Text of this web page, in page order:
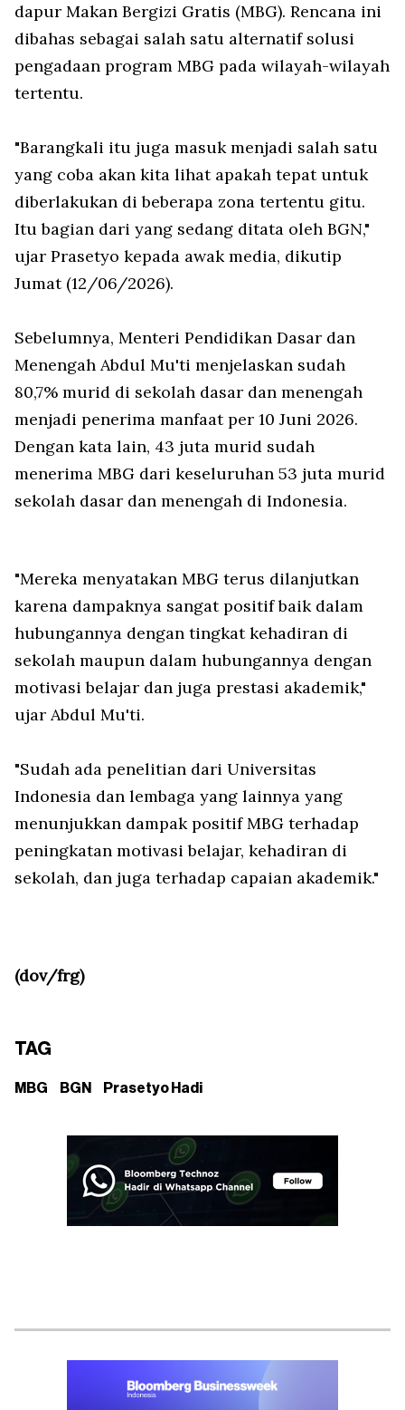
dapur Makan Bergizi Gratis (MBG). Rencana ini
dibahas sebagai salah satu alternatif solusi
pengadaan program MBG pada wilayah-wilayah
tertentu.
"Barangkali itu juga masuk menjadi salah satu
yang coba akan kita lihat apakah tepat untuk
diberlakukan di beberapa zona tertentu gitu.
Itu bagian dari yang sedang ditata oleh BGN,"
ujar Prasetyo kepada awak media, dikutip
Jumat (12/06/2026).
Sebelumnya, Menteri Pendidikan Dasar dan
Menengah Abdul Mu'ti menjelaskan sudah
80,7% murid di sekolah dasar dan menengah
menjadi penerima manfaat per 10 Juni 2026.
Dengan kata lain, 43 juta murid sudah
menerima MBG dari keseluruhan 53 juta murid
sekolah dasar dan menengah di Indonesia.
"Mereka menyatakan MBG terus dilanjutkan
karena dampaknya sangat positif baik dalam
hubungannya dengan tingkat kehadiran di
sekolah maupun dalam hubungannya dengan
motivasi belajar dan juga prestasi akademik,"
ujar Abdul Mu'ti.
"Sudah ada penelitian dari Universitas
Indonesia dan lembaga yang lainnya yang
menunjukkan dampak positif MBG terhadap
peningkatan motivasi belajar, kehadiran di
sekolah, dan juga terhadap capaian akademik."
(dov/frg)
TAG
MBG BGN Prasetyo Hadi